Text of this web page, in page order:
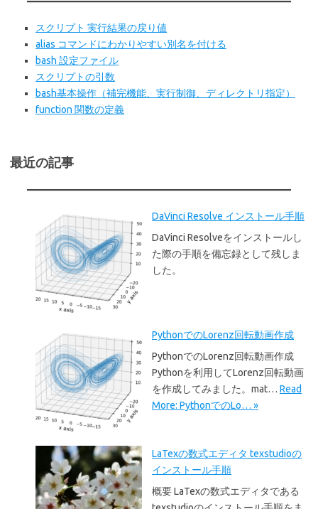
スクリプト 実行結果の戻り値
alias コマンドにわかりやすい別名を付ける
bash 設定ファイル
スクリプトの引数
bash基本操作（補完機能、実行制御、ディレクトリ指定）
function 関数の定義
最近の記事
DaVinci Resolve インストール手順
DaVinci Resolveをインストールし
た際の手順を備忘録として残しま
した。
PythonでのLorenz回転動画作成
PythonでのLorenz回転動画作成
Pythonを利用してLorenz回転動画
を作成してみました。mat… Read
More: PythonでのLo… »
LaTexの数式エディタ texstudioの
インストール手順
概要 LaTexの数式エディタである